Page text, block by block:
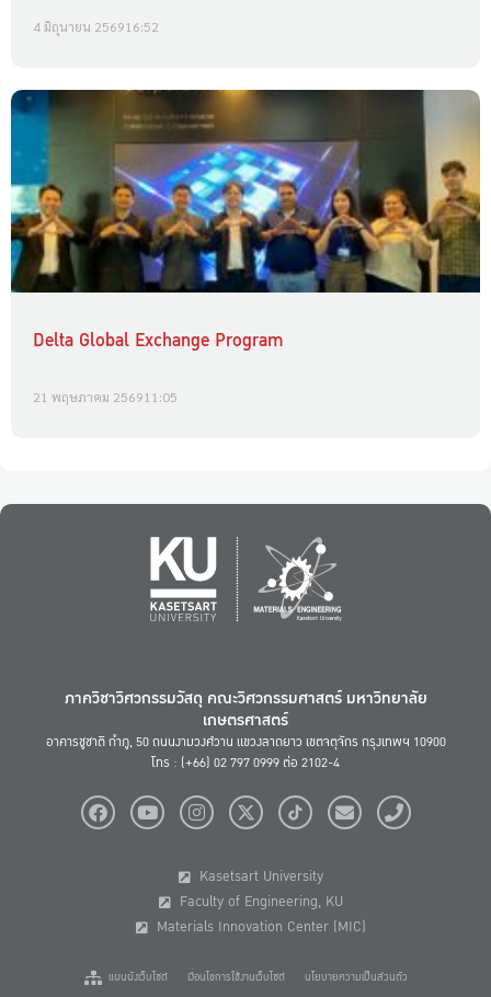
4 มิถุนายน 256916:52
Delta Global Exchange Program
21 พฤษภาคม 256911:05
ภาควิชาวิศวกรรมวัสดุ คณะวิศวกรรมศาสตร์ มหาวิทยาลัย
เกษตรศาสตร์
อาคารชูชาติ กำภู, 50 ถนนงามวงศ์วาน แขวงลาดยาว เขตจตุจักร กรุงเทพฯ 10900
โทร : (+66) 02 797 0999 ต่อ 2102-4
Kasetsart University
Faculty of Engineering, KU
Materials Innovation Center (MIC)
แผนผังเว็บไซต์ เงื่อนไขการใช้งานเว็บไซต์ นโยบายความเป็นส่วนตัว